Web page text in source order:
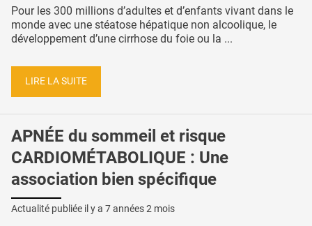
Pour les 300 millions d’adultes et d’enfants vivant dans le
monde avec une stéatose hépatique non alcoolique, le
développement d’une cirrhose du foie ou la ...
LIRE LA SUITE
APNÉE du sommeil et risque
CARDIOMÉTABOLIQUE : Une
association bien spécifique
Actualité publiée il y a 7 années 2 mois